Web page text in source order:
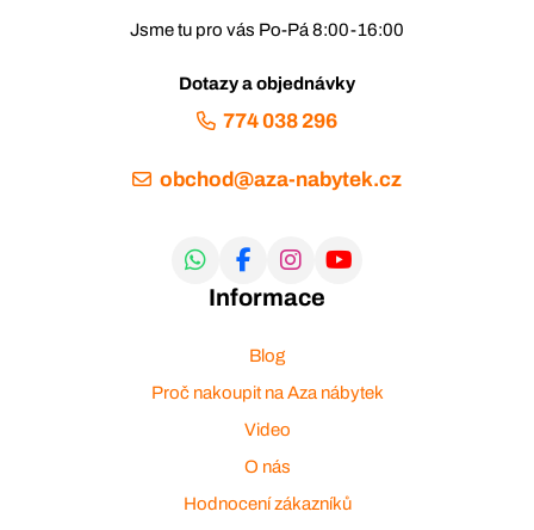
Jsme tu pro vás Po-Pá 8:00-16:00
Dotazy a objednávky
774 038 296
obchod@aza-nabytek.cz
Informace
Blog
Proč nakoupit na Aza nábytek
Video
O nás
Hodnocení zákazníků